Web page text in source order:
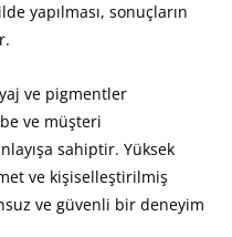
yapılması, sonuçların
ve pigmentler
ve müşteri
sahiptir. Yüksek
ve kişiselleştirilmiş
ve güvenli bir deneyim